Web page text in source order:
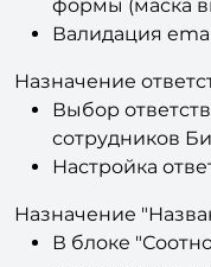
номера,
формы (маска
Валидация
Назначение
Выбор
сотрудников
Настройка
Назначение